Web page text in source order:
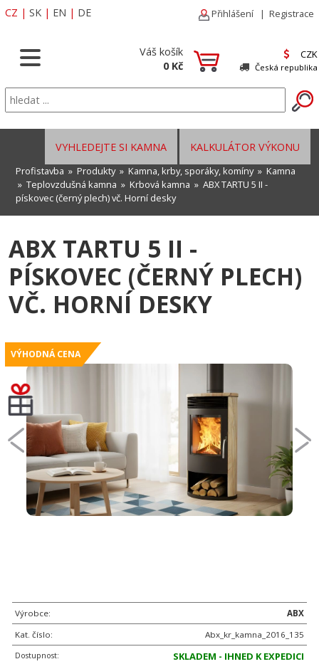
CZ | SK | EN | DE Přihlášení | Registrace
Váš košík
0 Kč
CZK
Česká republika
KALKULÁTOR VÝKONU
VYHLEDEJTE SI KAMNA
Profistavba » Produkty» Kamna, krby, sporáky, komíny» Kamna
» Teplovzdušná kamna » Krbová kamna » ABX TARTU 5 II -
pískovec (černý plech) vč. Horní desky
ABX TARTU 5 II -
PÍSKOVEC (ČERNÝ PLECH)
VČ. HORNÍ DESKY
VÝHODNÁ CENA
Výrobce:
ABX
Kat. číslo:
Abx_kr_kamna_2016_135
Dostupnost:
SKLADEM - IHNED K EXPEDICI